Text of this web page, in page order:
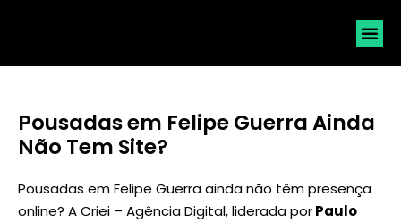
Pousadas em Felipe Guerra Ainda
Não Tem Site?
Pousadas em Felipe Guerra ainda não têm presença
online? A Criei – Agência Digital, liderada porPaulo